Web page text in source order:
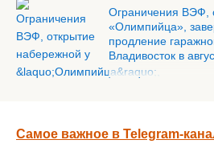
Ограничения ВЭФ,
«Олимпийца»,
продление
Владивосток в
Самое важное в Telegram-